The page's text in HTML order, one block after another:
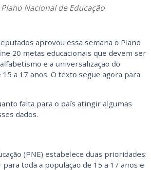
Nacional de Educação
aprovou essa semana o Plano
20 metas educacionais que devem ser
e a universalização do
a 17 anos. O texto segue agora para
falta para o país atingir algumas
dados.
(PNE) estabelece duas prioridades:
toda a população de 15 a 17 anos e